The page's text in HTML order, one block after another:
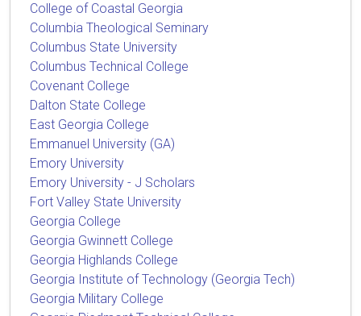
College of Coastal Georgia
Columbia Theological Seminary
Columbus State University
Columbus Technical College
Covenant College
Dalton State College
East Georgia College
Emmanuel University (GA)
Emory University
Emory University - J Scholars
Fort Valley State University
Georgia College
Georgia Gwinnett College
Georgia Highlands College
Georgia Institute of Technology (Georgia Tech)
Georgia Military College